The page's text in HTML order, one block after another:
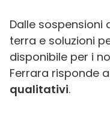
Dalle sospensioni
terra e soluzioni
disponibile per i
Ferrara risponde
qualitativi.